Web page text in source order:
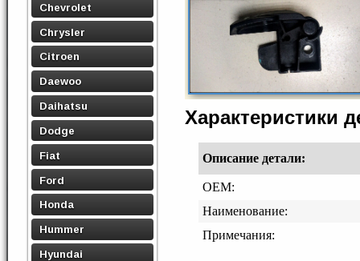
Chevrolet
Chrysler
Citroen
Daewoo
Daihatsu
Dodge
Fiat
Ford
Honda
Hummer
Hyundai
Характеристики
Описание детали:
OEM:
Наименование:
Примечания: